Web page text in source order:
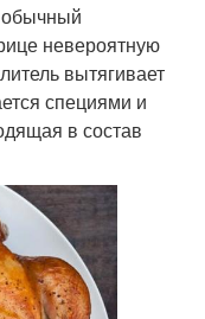
обычный
невероятную
вытягивает
специями и
в состав